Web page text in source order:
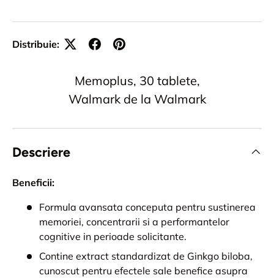
Distribuie:
Memoplus, 30 tablete,
Walmark de la Walmark
Descriere
Beneficii:
Formula avansata conceputa pentru sustinerea
memoriei, concentrarii si a performantelor
cognitive in perioade solicitante.
Contine extract standardizat de Ginkgo biloba,
cunoscut pentru efectele sale benefice asupra